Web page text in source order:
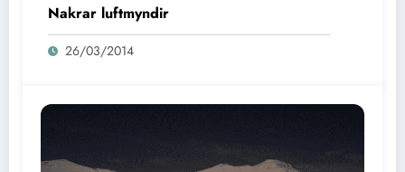
Nakrar luftmyndir
26/03/2014